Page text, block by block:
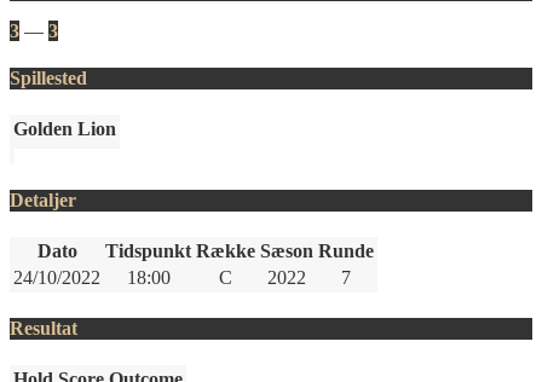
3 — 3
Spillested
Golden Lion
Detaljer
Dato Tidspunkt Række Sæson Runde
24/10/2022
18:00 C 2022 7
Resultat